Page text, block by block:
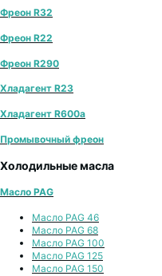
Фреон R32
Фреон R22
Фреон R290
Хладагент R23
Хладагент R600a
Промывочный фреон
Холодильные масла
Масло PAG
Масло PAG 46
Масло PAG 68
Масло PAG 100
Масло PAG 125
Масло PAG 150